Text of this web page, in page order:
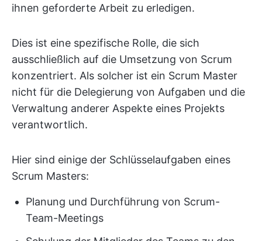
ihnen geforderte Arbeit zu erledigen.
Dies ist eine spezifische Rolle, die sich
ausschließlich auf die Umsetzung von Scrum
konzentriert. Als solcher ist ein Scrum Master
nicht für die Delegierung von Aufgaben und die
Verwaltung anderer Aspekte eines Projekts
verantwortlich.
Hier sind einige der Schlüsselaufgaben eines
Scrum Masters:
Planung und Durchführung von Scrum-
Team-Meetings